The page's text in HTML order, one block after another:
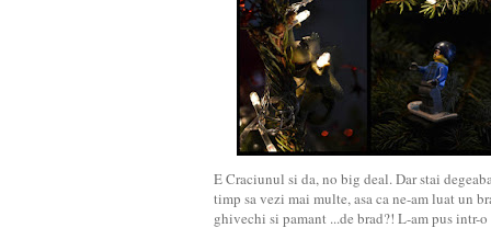
E Craciunul si da, no big deal. Dar stai
timp sa vezi mai multe, asa ca ne-am luat un
ghivechi si pamant ...de brad?! L-am pus intr-